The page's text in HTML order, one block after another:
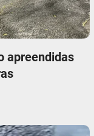
apreendidas